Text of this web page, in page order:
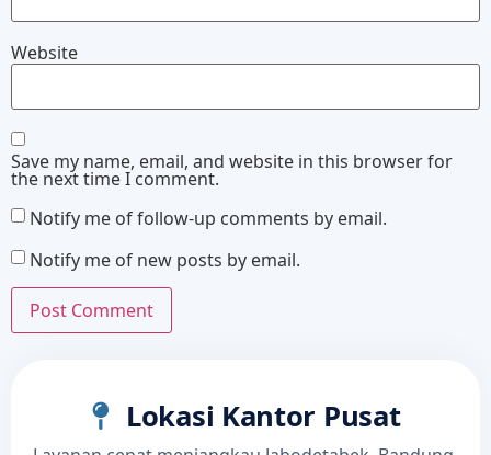
Website
Save my name, email, and website in this browser for
the next time I comment.
Notify me of follow-up comments by email.
Notify me of new posts by email.
Lokasi Kantor Pusat